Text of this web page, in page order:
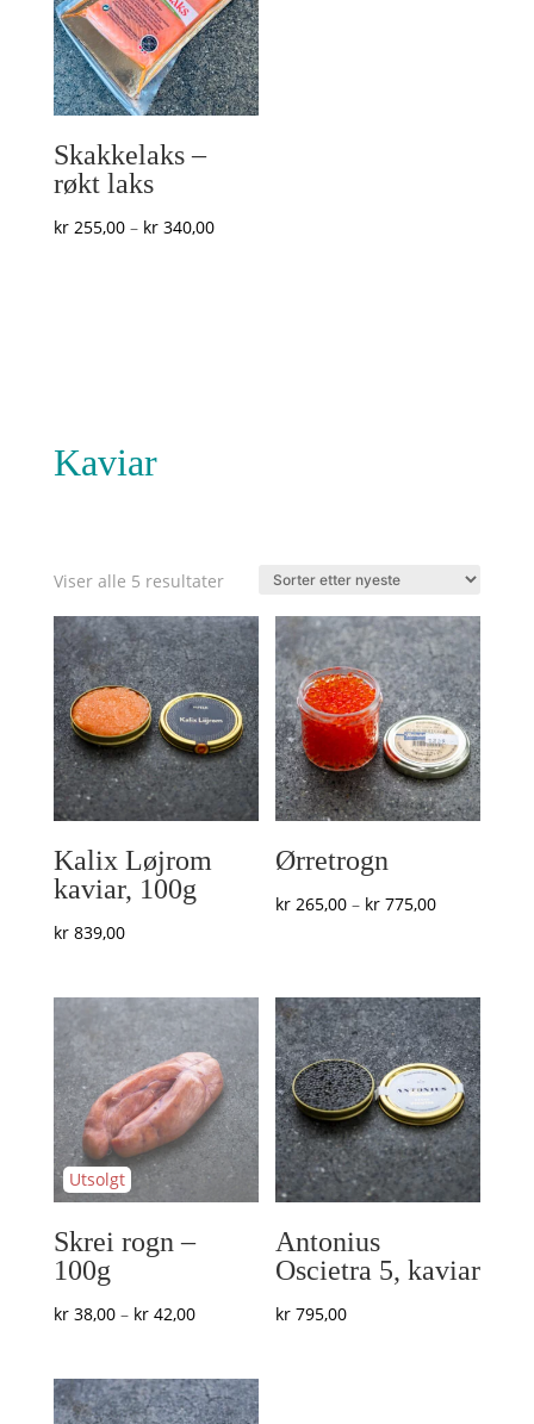
Skakkelaks –
røkt laks
kr255,00 – kr340,00Prisområde:
Kaviar
Viser alle 5 resultaterSortert
etter
nyeste
Kalix Løjrom
kaviar, 100g
kr839,00
Ørretrogn
kr 265,00 – kr 775,00Prisområde:
kr 775,00
Skrei rogn –
100g
kr38,00 – kr42,00Prisområde:
til
kr 42,00
Antonius
Oscietra 5, kaviar
kr 795,00